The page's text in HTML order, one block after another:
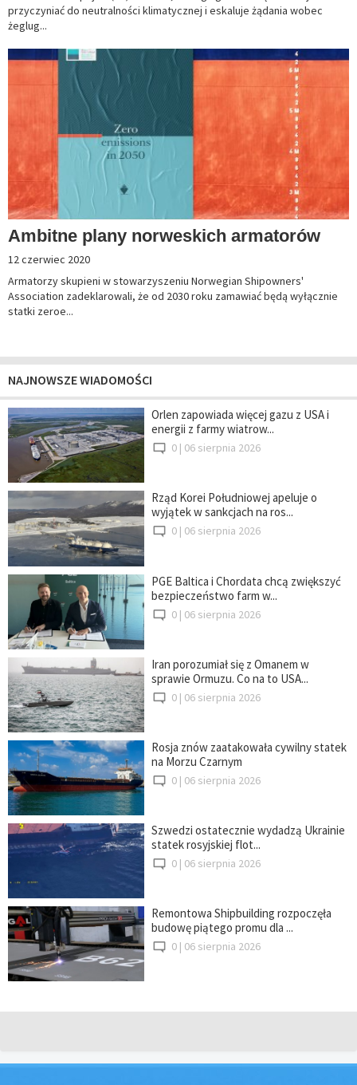
przyczyniać do neutralności klimatycznej i eskaluje żądania wobec
żeglug...
Ambitne plany norweskich armatorów
12 czerwiec 2020
Armatorzy skupieni w stowarzyszeniu Norwegian Shipowners'
Association zadeklarowali, że od 2030 roku zamawiać będą wyłącznie
statki zeroe...
NAJNOWSZE WIADOMOŚCI
Orlen zapowiada więcej gazu z USA i
energii z farmy wiatrow...
0 | 06 sierpnia 2026
Rząd Korei Południowej apeluje o
wyjątek w sankcjach na ros...
0 | 06 sierpnia 2026
PGE Baltica i Chordata chcą zwiększyć
bezpieczeństwo farm w...
0 | 06 sierpnia 2026
Iran porozumiał się z Omanem w
sprawie Ormuzu. Co na to USA...
0 | 06 sierpnia 2026
Rosja znów zaatakowała cywilny statek
na Morzu Czarnym
0 | 06 sierpnia 2026
Szwedzi ostatecznie wydadzą Ukrainie
statek rosyjskiej flot...
0 | 06 sierpnia 2026
Remontowa Shipbuilding rozpoczęła
budowę piątego promu dla ...
0 | 06 sierpnia 2026